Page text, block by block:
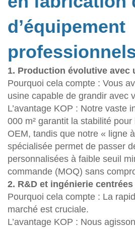
d’équipement
1. Production évolutive avec
Pourquoi cela compte : Vous
usine capable de grandir avec
L’avantage KOP : Notre vaste
000 m² garantit la stabilité
OEM, tandis que notre « ligne
spécialisée permet de passer
personnalisées à faible seuil
commande (MOQ) sans
2. R&D et ingénierie
Pourquoi cela compte : La
marché est cruciale.
L’avantage KOP : Nous